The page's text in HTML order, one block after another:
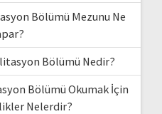
Bölümü Mezunu Ne
Bölümü Nedir?
Bölümü Okumak İçin
Nelerdir?